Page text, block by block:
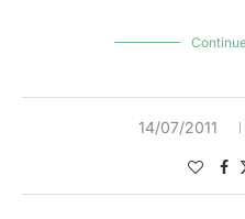
14/07/2011